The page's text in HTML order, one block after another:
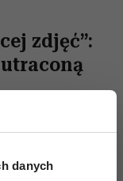
danych
zdjęć”:
w treści
co